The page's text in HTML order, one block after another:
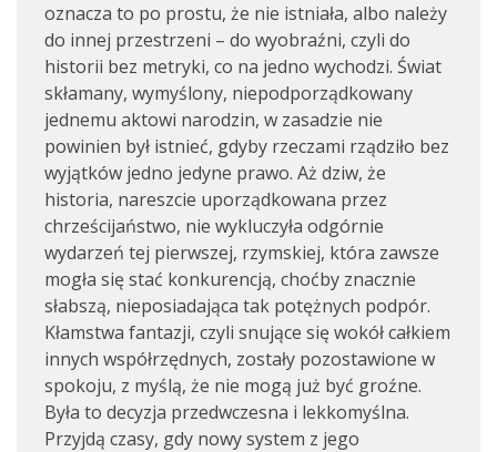
oznacza to po prostu, że nie istniała, albo należy
do innej przestrzeni – do wyobraźni, czyli do
historii bez metryki, co na jedno wychodzi. Świat
skłamany, wymyślony, niepodporządkowany
jednemu aktowi narodzin, w zasadzie nie
powinien był istnieć, gdyby rzeczami rządziło bez
wyjątków jedno jedyne prawo. Aż dziw, że
historia, nareszcie uporządkowana przez
chrześcijaństwo, nie wykluczyła odgórnie
wydarzeń tej pierwszej, rzymskiej, która zawsze
mogła się stać konkurencją, choćby znacznie
słabszą, nieposiadająca tak potężnych podpór.
Kłamstwa fantazji, czyli snujące się wokół całkiem
innych współrzędnych, zostały pozostawione w
spokoju, z myślą, że nie mogą już być groźne.
Była to decyzja przedwczesna i lekkomyślna.
Przyjdą czasy, gdy nowy system z jego